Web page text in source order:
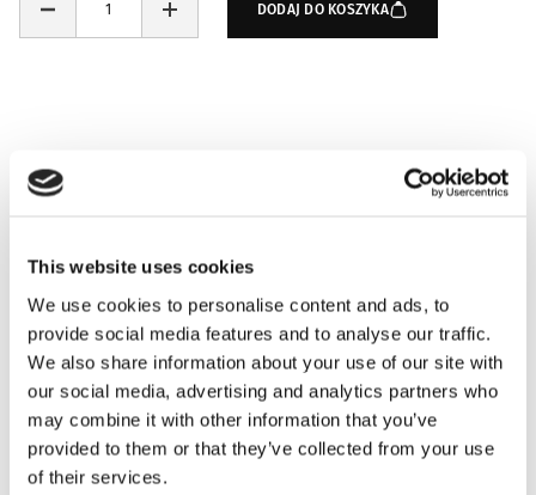
This website uses cookies
We use cookies to personalise content and ads, to
provide social media features and to analyse our traffic.
We also share information about your use of our site with
our social media, advertising and analytics partners who
may combine it with other information that you’ve
provided to them or that they’ve collected from your use
of their services.
DODAJ DO KOSZYKA
NUTY ZAPACHOWE
INFORMACJE O PRODUKCIE
INFORMACJE O WYSYŁCE